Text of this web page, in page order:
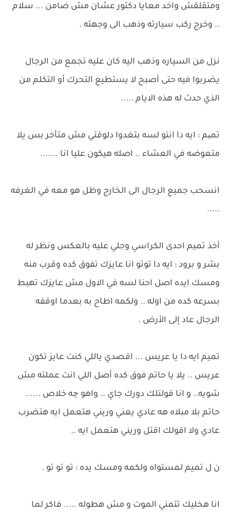
ومتقلقش واخد معايا دكتور عشان مش ضامن ... سلام
.. وخرج ركب سيارته وذهب الى وجهته .
نزل من السياره وذهب اليه كان عليه تجمع من الرجال
يضربوا فيه حتى أصبح لا يستطيع التحرك أو التكلم من
الذي حدث له هذه الايام .....
تمیم : ايه دا انتو لسه بتغدوا دلوقتي مش متأخر بس يلا
متعوضه في العشاء .. اصله هيكون عليا انا .......
انسحب جميع الرجال الى الخارج وظل هو معه في الغرفه
.....
أخذ تميم احدى الكراسي وجلي عليه بالعكس ونظر له
بشر و برود : ايه دا توتو انا عايزك تفوق كده وقرب منه
ومسك ايده اصل احنا لسه في الاول مش عايزك تهبط
بسرعه كده من اوله .. ولكمه اطاح به بعدما اوقفه
الرجال عاد إلى الأرض .
تميم ايه دا يا عريس ... اقصدي ياللي كنت عايز تكون
عريس .. يلا يا حاتم فوق كده أصل اللي انت عملته مش
شويه.. و انا قولتلك دورك جاي .. واهو چه خلاص ......
حاتم بلا مبلاه هه عادي يعني وريني هتعمل ايه هتضرب
عادي ولا اقولك اقتل وريني هتعمل ايه ..
ن ل تميم لمستواه ولكمه ومسك يده : تو تو تو .
انا هخليك تتمني الموت و مش هطوله ..... فاكر لما